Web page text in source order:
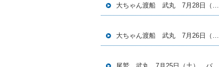
大ちゃん渡船 武丸 7月28日（火）磯釣り釣果
大ちゃん渡船 武丸 7月26日（日）磯釣り釣果